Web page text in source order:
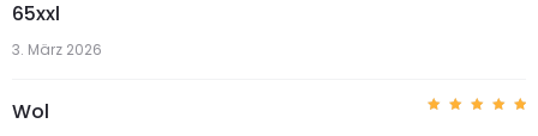
65xxl
3. März 2026
Wol